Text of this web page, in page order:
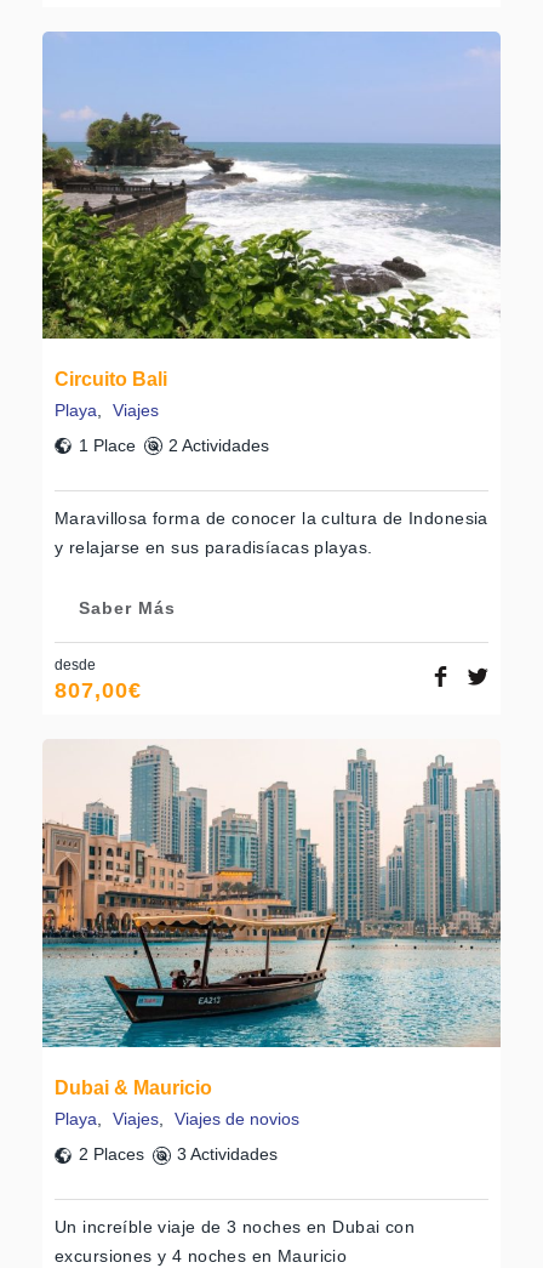
Circuito Bali
Playa
Viajes
1 Place
2 Actividades
Maravillosa forma de conocer la cultura de Indonesia
y relajarse en sus paradisíacas playas.
Saber Más
desde
807,00€
Dubai & Mauricio
Playa, Viajes,
Viajes de novios
2 Places
3 Actividades
Un increíble viaje de 3 noches en Dubai con
excursiones y 4 noches en Mauricio